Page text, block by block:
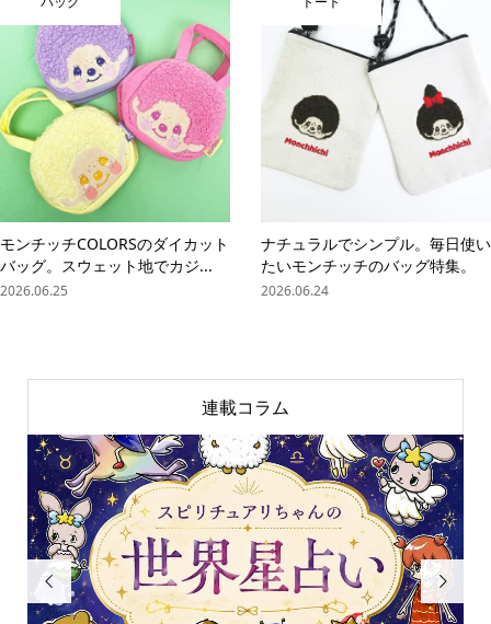
モンチッチCOLORSのダイカット
バッグ。スウェット地でカジ...
2026.06.25
ナチュラルでシンプル。毎日使い
たいモンチッチのバッグ特集。
2026.06.24
連載コラム
 